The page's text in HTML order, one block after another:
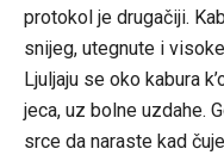
protokol je drugačiji.
snijeg, utegnute i
Ljuljaju se oko kabura
jeca, uz bolne uzdahe.
srce da naraste kad